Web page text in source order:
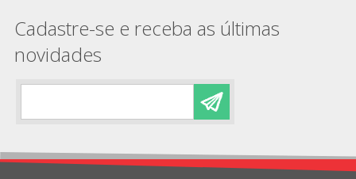
Cadastre-se e receba as últimas
novidades